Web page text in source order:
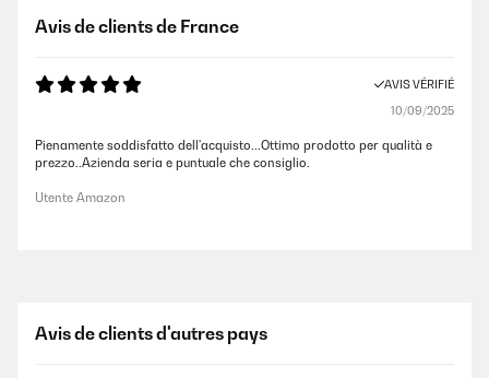
Avis de clients de France
AVIS VÉRIFIÉ
10/09/2025
Pienamente soddisfatto dell'acquisto...Ottimo prodotto per qualità e
prezzo..Azienda seria e puntuale che consiglio.
Utente Amazon
Avis de clients d'autres pays